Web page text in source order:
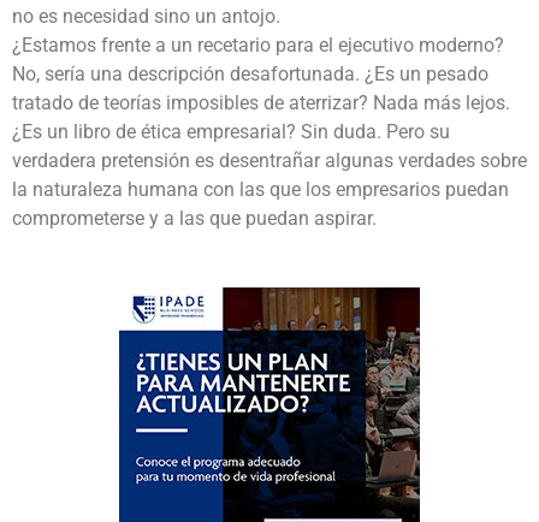
no es necesidad sino un antojo.
¿Estamos frente a un recetario para el ejecutivo moderno?
No, sería una descripción desafortunada. ¿Es un pesado
tratado de teorías imposibles de aterrizar? Nada más lejos.
¿Es un libro de ética empresarial? Sin duda. Pero su
verdadera pretensión es desentrañar algunas verdades sobre
la naturaleza humana con las que los empresarios puedan
comprometerse y a las que puedan aspirar.